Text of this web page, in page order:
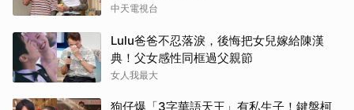
中天電視台
Lulu爸爸不忍落淚，後悔把女兒嫁給陳漢
典！父女感性同框過父親節
女人我最大
狗仔爆「3字華語天王」有私生子！鍵盤柯